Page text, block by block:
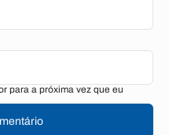
para a próxima vez que eu